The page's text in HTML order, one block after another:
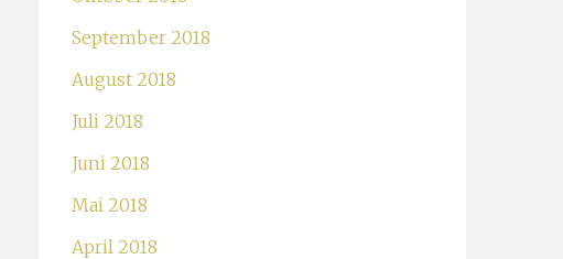
September 2018
August 2018
Juli 2018
Juni 2018
Mai 2018
April 2018